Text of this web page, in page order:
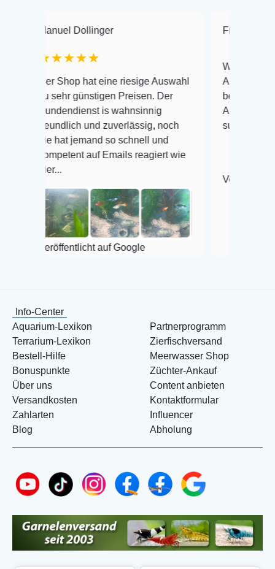
Dollinger
Shop hat eine riesige Auswahl
sehr günstigen Preisen. Der
is wahnsinnig
und zuverlässig, noch
hat jemand so schnell und
auf Emails reagiert wie
auf Google
Frank Hackmayer
Warenanlieferung
Auswahl plus
befinden der Fische
Alles ist quick
super Zustand.
Veröffentlicht auf
Info-Center
Aquarium-Lexikon
Terrarium-Lexikon
Bestell-Hilfe
Bonuspunkte
Über uns
Versandkosten
Zahlarten
Blog
Partnerprogramm
Zierfischversand
Meerwasser Shop
Züchter-Ankauf
Content anbieten
Kontaktformular
Influencer
Abholung